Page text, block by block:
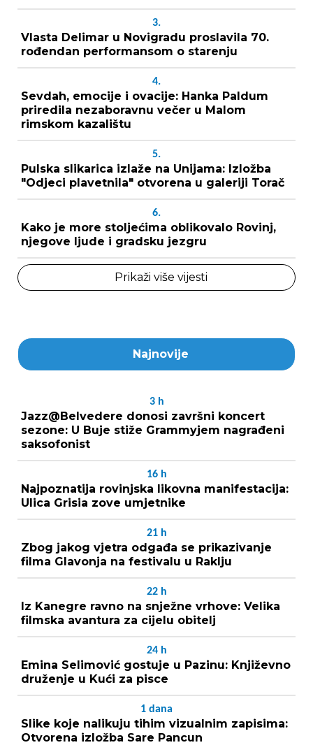
3.
Vlasta Delimar u Novigradu proslavila 70.
rođendan performansom o starenju
4.
Sevdah, emocije i ovacije: Hanka Paldum
priredila nezaboravnu večer u Malom
rimskom kazalištu
5.
Pulska slikarica izlaže na Unijama: Izložba
"Odjeci plavetnila" otvorena u galeriji Torač
6.
Kako je more stoljećima oblikovalo Rovinj,
njegove ljude i gradsku jezgru
Prikaži više vijesti
Najnovije
3 h
Jazz@Belvedere donosi završni koncert
sezone: U Buje stiže Grammyjem nagrađeni
saksofonist
16 h
Najpoznatija rovinjska likovna manifestacija:
Ulica Grisia zove umjetnike
21 h
Zbog jakog vjetra odgađa se prikazivanje
filma Glavonja na festivalu u Raklju
22 h
Iz Kanegre ravno na snježne vrhove: Velika
filmska avantura za cijelu obitelj
24 h
Emina Selimović gostuje u Pazinu: Književno
druženje u Kući za pisce
1 dana
Slike koje nalikuju tihim vizualnim zapisima:
Otvorena izložba Sare Pancun